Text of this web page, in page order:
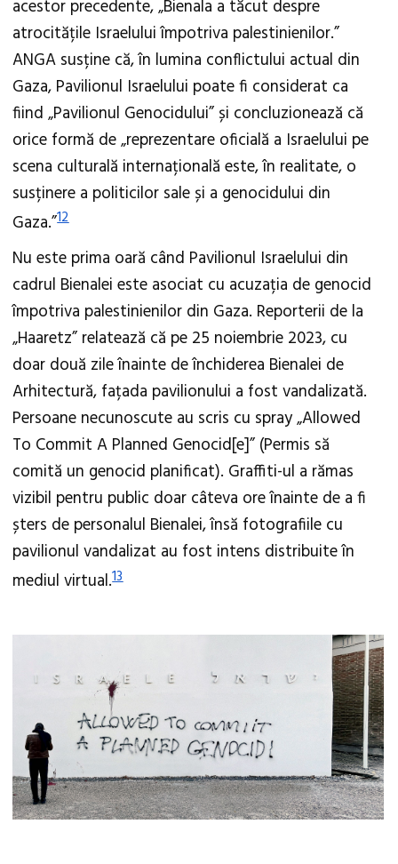
acestor precedente, „Bienala a tăcut despre
atrocitățile Israelului împotriva palestinienilor.”
ANGA susține că, în lumina conflictului actual din
Gaza, Pavilionul Israelului poate fi considerat ca
fiind „Pavilionul Genocidului” și concluzionează că
orice formă de „reprezentare oficială a Israelului pe
scena culturală internațională este, în realitate, o
susținere a politicilor sale și a genocidului din
Gaza.”12
Nu este prima oară când Pavilionul Israelului din
cadrul Bienalei este asociat cu acuzația de genocid
împotriva palestinienilor din Gaza. Reporterii de la
„Haaretz” relatează că pe 25 noiembrie 2023, cu
doar două zile înainte de închiderea Bienalei de
Arhitectură, fațada pavilionului a fost vandalizată.
Persoane necunoscute au scris cu spray „Allowed
To Commit A Planned Genocid[e]” (Permis să
comită un genocid planificat). Graffiti-ul a rămas
vizibil pentru public doar câteva ore înainte de a fi
șters de personalul Bienalei, însă fotografiile cu
pavilionul vandalizat au fost intens distribuite în
mediul virtual.13